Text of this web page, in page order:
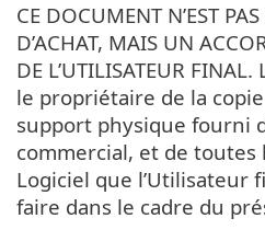
CE DOCUMENT N’EST
D’ACHAT, MAIS UN
DE L’UTILISATEUR
le propriétaire de la
support physique fourni
commercial, et de toutes
Logiciel que l’Utilisateur
faire dans le cadre du